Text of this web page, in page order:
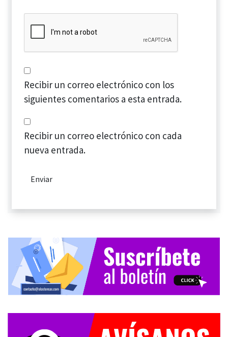
Recibir un correo electrónico con los
siguientes comentarios a esta entrada.
Recibir un correo electrónico con cada
nueva entrada.